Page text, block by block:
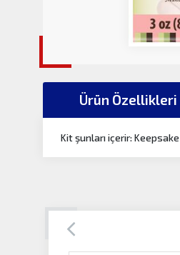
Ürün Özellikleri
Kit şunları içerir: